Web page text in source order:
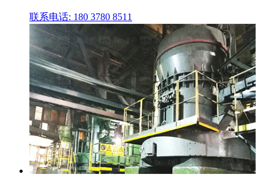
联系电话: 180 3780 8511